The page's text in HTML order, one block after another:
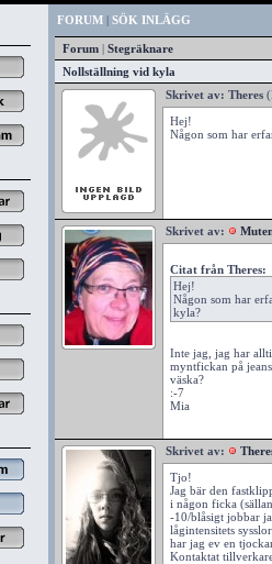
FORUM| SÖK INLÄGG
Forum| Stegräknare
Nollställning vid kyla
Skrivet av: Theres
Hej!
Någon som har
Skrivet av:
Citat från Theres:
Hej!
Någon som har
kyla?
Inte jag, jag har
myntfickan på
väska?
:-7
Mia
Skrivet av:
Tjo!
Jag bär den
i någon ficka
-10/blåsigt jobbar
lågintensitets
har jag ev en
Kontaktat